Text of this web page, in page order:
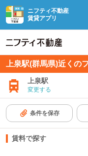
ニフティ不動産
賃貸アプリ
上泉駅(群馬県)近くの
上泉駅
変更する
条件を保存
賃料で探す